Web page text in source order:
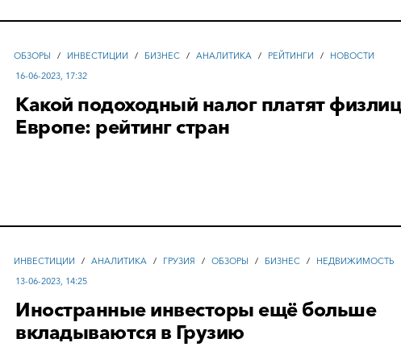
ОБЗОРЫ / ИНВЕСТИЦИИ / БИЗНЕС / АНАЛИТИКА / РЕЙТИНГИ /
НОВОСТИ
16-06-2023, 17:32
Какой подоходный налог платят
Европе: рейтинг стран
ИНВЕСТИЦИИ / АНАЛИТИКА / ГРУЗИЯ / ОБЗОРЫ / БИЗНЕС /
НЕДВИЖИМОСТЬ
13-06-2023, 14:25
Иностранные инвесторы ещё больше
вкладываются в Грузию